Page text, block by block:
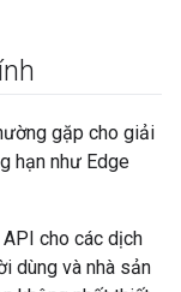
gặp cho giải
hạn như Edge
cho các dịch
dùng và nhà sản